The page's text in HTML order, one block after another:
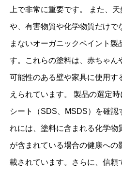
上で非常に重要です。 また、
や、有害物質や化学物質だけで
まないオーガニックペイント製
す。これらの塗料は、赤ちゃん
可能性のある壁や家具に使用す
えられています。 製品の選定
シート（SDS、MSDS）を確認
れには、塗料に含まれる化学物
が含まれている場合の健康への
載されています。さらに、信頼